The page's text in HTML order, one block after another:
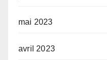
mai 2023
avril 2023